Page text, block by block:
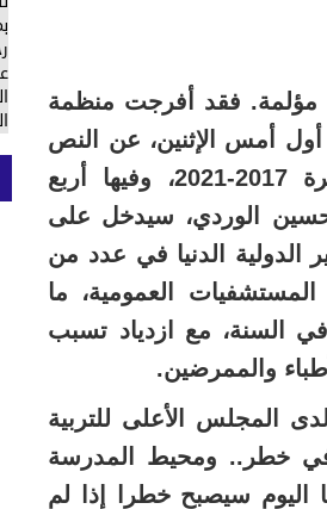
مؤلمة. فقد أفرجت منظمة
أول أمس الإثنين، عن النص
الكامل لاستراتيجية التعاون مع المغرب للفترة 2017-2021، وفيها أربع
الوردي، سيدخل على
الدولية الدنيا في عدد من
العمومية، ما
لا تتعدى 5 في المئة في السنة، مع ازدياد تسبب
والممرضين.
المجلس الأعلى للتربية
في خطر.. ومحيط المدرسة
اليوم سيصبح خطرا إذا لم